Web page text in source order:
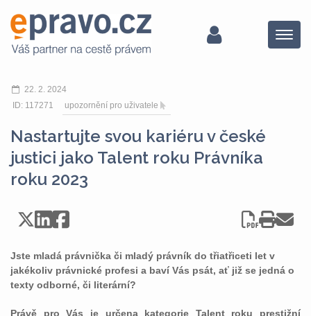
Menu
22. 2. 2024
ID: 117271
upozornění pro uživatele
Nastartujte svou kariéru v české
justici jako Talent roku Právníka
roku 2023
Jste mladá právnička či mladý právník do třiatřiceti let v
jakékoliv právnické profesi a baví Vás psát, ať již se jedná o
texty odborné, či literární?
Právě pro Vás je určena kategorie Talent roku prestižní